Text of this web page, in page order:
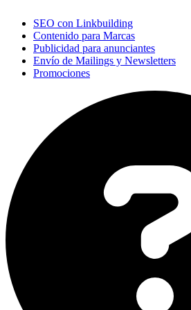
SEO con Linkbuilding
Contenido para Marcas
Publicidad para anunciantes
Envío de Mailings y Newsletters
Promociones